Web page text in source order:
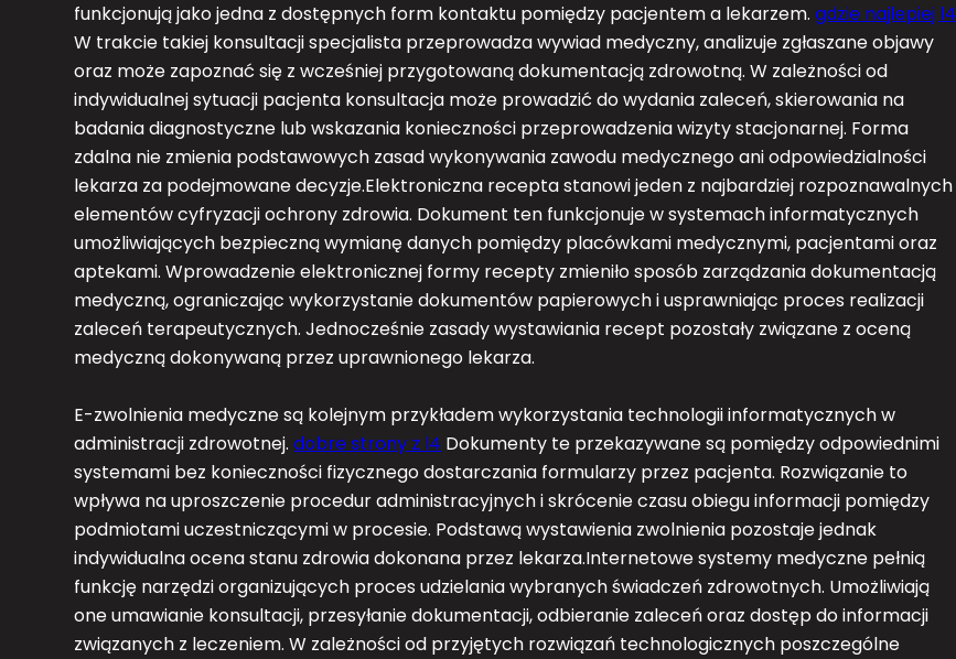
funkcjonują jako jedna z dostępnych form kontaktu pomiędzy pacjentem a lekarzem.gdzie najlepiej l4
W trakcie takiej konsultacji specjalista przeprowadza wywiad medyczny, analizuje zgłaszane objawy
oraz może zapoznać się z wcześniej przygotowaną dokumentacją zdrowotną. W zależności od
indywidualnej sytuacji pacjenta konsultacja może prowadzić do wydania zaleceń, skierowania na
badania diagnostyczne lub wskazania konieczności przeprowadzenia wizyty stacjonarnej. Forma
zdalna nie zmienia podstawowych zasad wykonywania zawodu medycznego ani odpowiedzialności
lekarza za podejmowane decyzje.Elektroniczna recepta stanowi jeden z najbardziej rozpoznawalnych
elementów cyfryzacji ochrony zdrowia. Dokument ten funkcjonuje w systemach informatycznych
umożliwiających bezpieczną wymianę danych pomiędzy placówkami medycznymi, pacjentami oraz
aptekami. Wprowadzenie elektronicznej formy recepty zmieniło sposób zarządzania dokumentacją
medyczną, ograniczając wykorzystanie dokumentów papierowych i usprawniając proces realizacji
zaleceń terapeutycznych. Jednocześnie zasady wystawiania recept pozostały związane z oceną
medyczną dokonywaną przez uprawnionego lekarza.
E-zwolnienia medyczne są kolejnym przykładem wykorzystania technologii informatycznych w
administracji zdrowotnej.dobre strony z l4 Dokumenty te przekazywane są pomiędzy odpowiednimi
systemami bez konieczności fizycznego dostarczania formularzy przez pacjenta. Rozwiązanie to
wpływa na uproszczenie procedur administracyjnych i skrócenie czasu obiegu informacji pomiędzy
podmiotami uczestniczącymi w procesie. Podstawą wystawienia zwolnienia pozostaje jednak
indywidualna ocena stanu zdrowia dokonana przez lekarza.Internetowe systemy medyczne pełnią
funkcję narzędzi organizujących proces udzielania wybranych świadczeń zdrowotnych. Umożliwiają
one umawianie konsultacji, przesyłanie dokumentacji, odbieranie zaleceń oraz dostęp do informacji
związanych z leczeniem. W zależności od przyjętych rozwiązań technologicznych poszczególne